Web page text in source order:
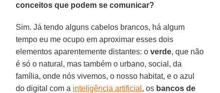
conceitos que podem se comunicar?
Sim. Já tendo alguns cabelos brancos, há algum
tempo eu me ocupo em aproximar esses dois
elementos aparentemente distantes: overde, que não
é só o natural, mas também o urbano, social, da
família, onde nós vivemos, o nosso habitat, e o azul
do digital com a inteligência artificial , os bancos de